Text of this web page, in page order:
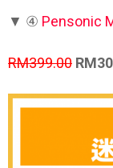
▼ ④ Pensonic
RM399.00